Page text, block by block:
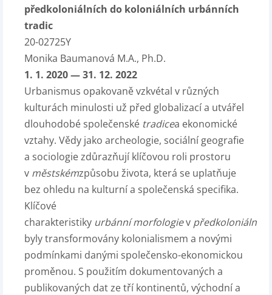
předkoloniálních do koloniálních urbánních
tradic
20-02725Y
Monika Baumanová M.A., Ph.D.
1. 1. 2020 — 31. 12. 2022
Urbanismus opakovaně vzkvétal v různých
kulturách minulosti už před globalizací a utvářel
dlouhodobé společenské tradicea ekonomické
vztahy. Vědy jako archeologie, sociální geografie
a sociologie zdůrazňují klíčovou roli prostoru
v městskémzpůsobu života, která se uplatňuje
bez ohledu na kulturní a společenská specifika.
Klíčové
charakteristiky urbánní morfologiev předkoloniálních
byly transformovány kolonialismem a novými
podmínkami danými společensko-ekonomickou
proměnou. S použitím dokumentovaných a
publikovaných dat ze tří kontinentů, východní a